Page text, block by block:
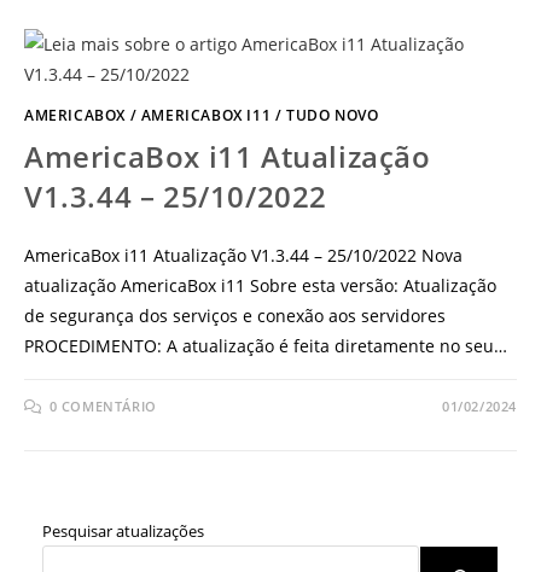
AMERICABOX / AMERICABOX I11 /TUDO NOVO
AmericaBox i11 Atualização
V1.3.44 – 25/10/2022
AmericaBox i11 Atualização V1.3.44 – 25/10/2022 Nova
atualização AmericaBox i11 Sobre esta versão: Atualização
de segurança dos serviços e conexão aos servidores
PROCEDIMENTO: A atualização é feita diretamente no seu…
0 COMENTÁRIO 01/02/2024
Pesquisar atualizações